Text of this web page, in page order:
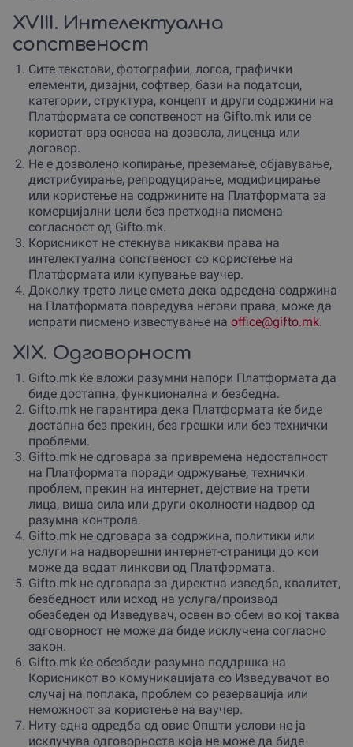
XVIII. Интелектуална
сопственост
Сите текстови, фотографии, логоа, графички
елементи, дизајни, софтвер, бази на податоци,
категории, структура, концепт и други содржини на
Платформата се сопственост на Gifto.mk или се
користат врз основа на дозвола, лиценца или
договор.
Не е дозволено копирање, преземање, објавување,
дистрибуирање, репродуцирање, модифицирање
или користење на содржините на Платформата за
комерцијални цели без претходна писмена
согласност од Gifto.mk.
Корисникот не стекнува никакви права на
интелектуална сопственост со користење на
Платформата или купување ваучер.
Доколку трето лице смета дека одредена содржина
на Платформата повредува негови права, може да
испрати писмено известување на office@gifto.mk.
XIX. Одговорност
Gifto.mk ќе вложи разумни напори Платформата да
биде достапна, функционална и безбедна.
Gifto.mk не гарантира дека Платформата ќе биде
достапна без прекин, без грешки или без технички
проблеми.
Gifto.mk не одговара за привремена недостапност
на Платформата поради одржување, технички
проблем, прекин на интернет, дејствие на трети
лица, виша сила или други околности надвор од
разумна контрола.
Gifto.mk не одговара за содржина, политики или
услуги на надворешни интернет-страници до кои
може да водат линкови од Платформата.
Gifto.mk не одговара за директна изведба, квалитет,
безбедност или исход на услуга/производ
обезбеден од Изведувач, освен во обем во кој таква
одговорност не може да биде исклучена согласно
закон.
Gifto.mk ќе обезбеди разумна поддршка на
Корисникот во комуникацијата со Изведувачот во
случај на поплака, проблем со резервација или
неможност за користење на ваучер.
Ниту една одредба од овие Општи услови не ја
исклучува одговорноста која не може да биде